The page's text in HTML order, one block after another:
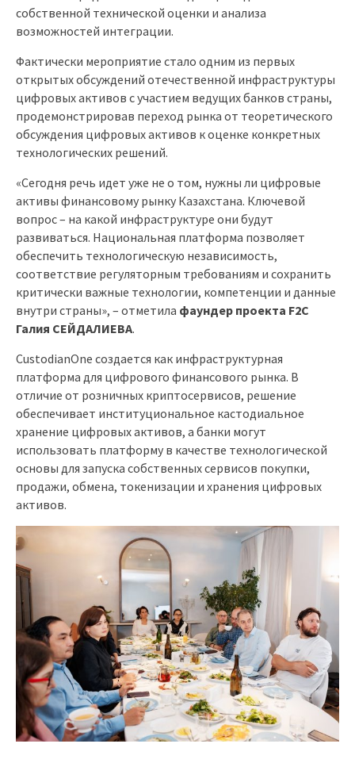
собственной технической оценки и анализа
возможностей интеграции.
Фактически мероприятие стало одним из первых
открытых обсуждений отечественной инфраструктуры
цифровых активов с участием ведущих банков страны,
продемонстрировав переход рынка от теоретического
обсуждения цифровых активов к оценке конкретных
технологических решений.
«Сегодня речь идет уже не о том, нужны ли цифровые
активы финансовому рынку Казахстана. Ключевой
вопрос – на какой инфраструктуре они будут
развиваться. Национальная платформа позволяет
обеспечить технологическую независимость,
соответствие регуляторным требованиям и сохранить
критически важные технологии, компетенции и данные
внутри страны», – отметила фаундер проекта F2C
Галия СЕЙДАЛИЕВА.
CustodianOne создается как инфраструктурная
платформа для цифрового финансового рынка. В
отличие от розничных криптосервисов, решение
обеспечивает институциональное кастодиальное
хранение цифровых активов, а банки могут
использовать платформу в качестве технологической
основы для запуска собственных сервисов покупки,
продажи, обмена, токенизации и хранения цифровых
активов.